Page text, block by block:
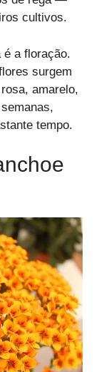
cultivos.
é a floração.
surgem
amarelo,
tempo.